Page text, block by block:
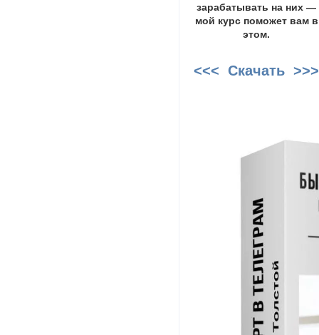
зарабатывать на них —
мой курс поможет вам в
этом.
<<< Скачать >>>